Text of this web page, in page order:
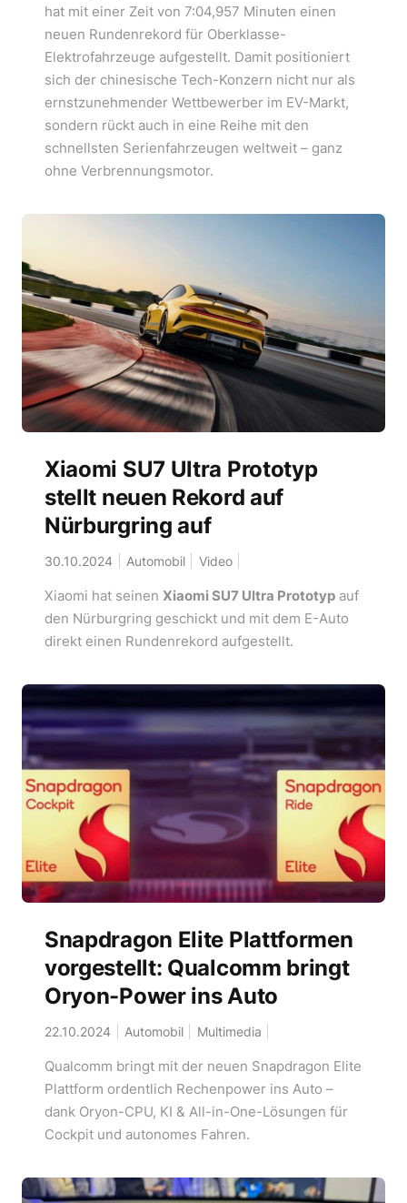
hat mit einer Zeit von 7:04,957 Minuten einen
neuen Rundenrekord für Oberklasse-
Elektrofahrzeuge aufgestellt. Damit positioniert
sich der chinesische Tech-Konzern nicht nur als
ernstzunehmender Wettbewerber im EV-Markt,
sondern rückt auch in eine Reihe mit den
schnellsten Serienfahrzeugen weltweit – ganz
ohne Verbrennungsmotor.
Xiaomi SU7 Ultra Prototyp
stellt neuen Rekord auf
Nürburgring auf
30.10.2024 Automobil Video
Xiaomi hat seinen Xiaomi SU7 Ultra Prototypauf
den Nürburgring geschickt und mit dem E-Auto
direkt einen Rundenrekord aufgestellt.
Snapdragon Elite Plattformen
vorgestellt: Qualcomm bringt
Oryon-Power ins Auto
22.10.2024 Automobil Multimedia
Qualcomm bringt mit der neuen Snapdragon Elite
Plattform ordentlich Rechenpower ins Auto –
dank Oryon-CPU, KI & All-in-One-Lösungen für
Cockpit und autonomes Fahren.